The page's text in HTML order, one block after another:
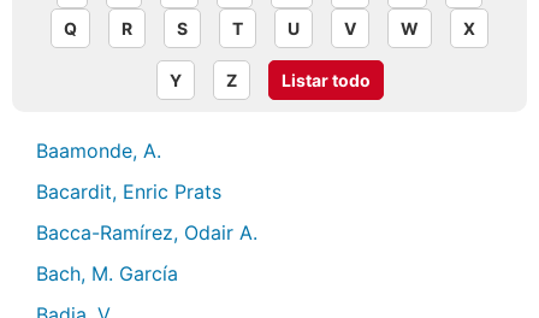
Q
R S T U V W X
Y Z Listar todo
Baamonde, A.
Bacardit, Enric Prats
Bacca-Ramírez, Odair A.
Bach, M. García